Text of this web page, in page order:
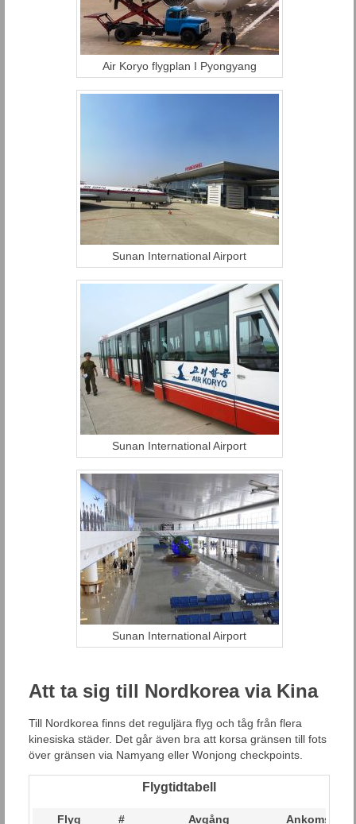
Air Koryo flygplan I Pyongyang
Sunan International Airport
Sunan International Airport
Sunan International Airport
Att ta sig till Nordkorea via Kina
Till Nordkorea finns det reguljära flyg och tåg från flera
kinesiska städer. Det går även bra att korsa gränsen till fots
över gränsen via Namyang eller Wonjong checkpoints.
Flygtidtabell
Flyg # Avgång Ankomst